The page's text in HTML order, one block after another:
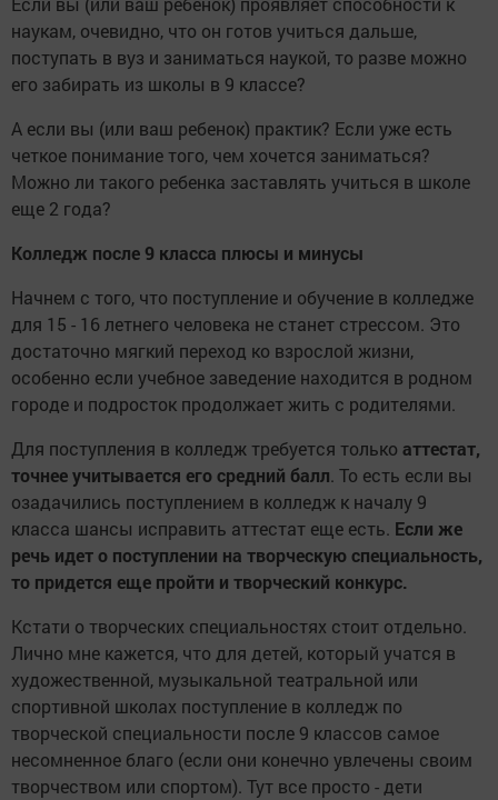
наукам, очевидно, что он готов учиться дальше,
поступать в вуз и заниматься наукой, то разве можно
его забирать из школы в 9 классе?
А если вы (или ваш ребенок) практик? Если уже есть
четкое понимание того, чем хочется заниматься?
Можно ли такого ребенка заставлять учиться в школе
еще 2 года?
Колледж после 9 класса плюсы и минусы
Начнем с того, что поступление и обучение в колледже
для 15 - 16 летнего человека не станет стрессом. Это
достаточно мягкий переход ко взрослой жизни,
особенно если учебное заведение находится в родном
городе и подросток продолжает жить с родителями.
Для поступления в колледж требуется только аттестат,
точнее учитывается его средний балл. То есть если вы
озадачились поступлением в колледж к началу 9
класса шансы исправить аттестат еще есть. Если же
речь идет о поступлении на творческую специальность,
то придется еще пройти и творческий конкурс.
Кстати о творческих специальностях стоит отдельно.
Лично мне кажется, что для детей, который учатся в
художественной, музыкальной театральной или
спортивной школах поступление в колледж по
творческой специальности после 9 классов самое
несомненное благо (если они конечно увлечены своим
творчеством или спортом). Тут все просто - дети